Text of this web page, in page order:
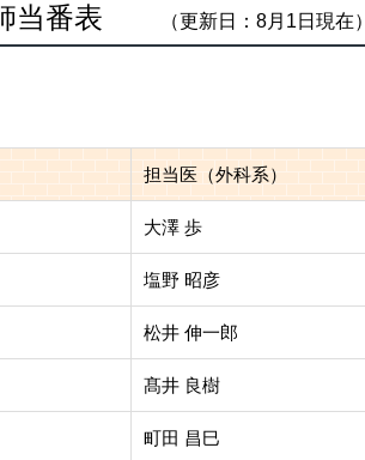
当番表 （更新日：8月1日現在）
担当医（外科系）
大澤 歩
塩野 昭彦
松井 伸一郎
髙井 良樹
町田 昌巳